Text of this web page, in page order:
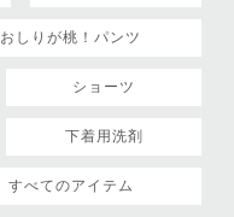
おしりが桃！パンツ
ショーツ
下着用洗剤
すべてのアイテム